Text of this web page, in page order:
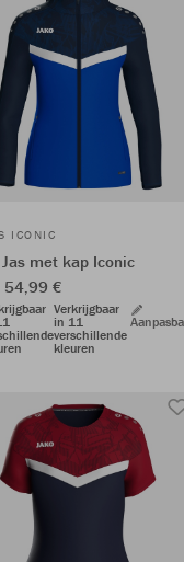
ICONIC
Jas met kap Iconic
54,99 €
Verkrijgbaar
in 11
verschillende
kleuren